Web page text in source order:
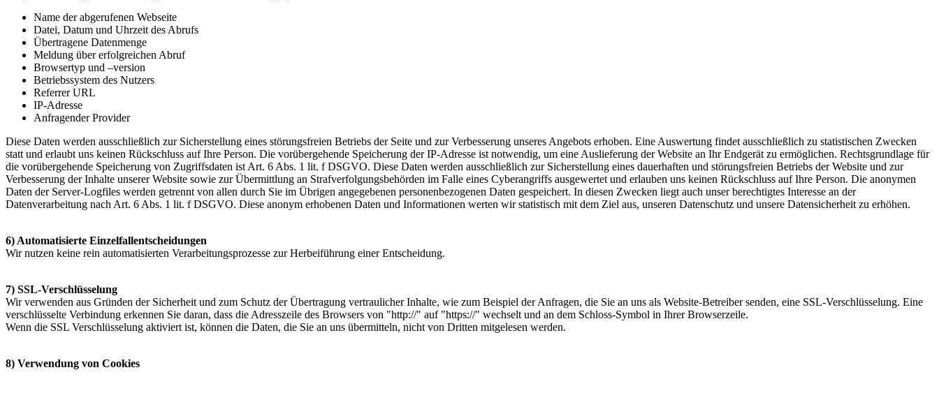
Name der abgerufenen Webseite
Datei, Datum und Uhrzeit des Abrufs
Übertragene Datenmenge
Meldung über erfolgreichen Abruf
Browsertyp und –version
Betriebssystem des Nutzers
Referrer URL
IP-Adresse
Anfragender Provider
Diese Daten werden ausschließlich zur Sicherstellung eines störungsfreien Betriebs der Seite und zur Verbesserung unseres Angebots erhoben. Eine Auswertung findet ausschließlich zu statistischen Zwecken
statt und erlaubt uns keinen Rückschluss auf Ihre Person. Die vorübergehende Speicherung der IP-Adresse ist notwendig, um eine Auslieferung der Website an Ihr Endgerät zu ermöglichen. Rechtsgrundlage für
die vorübergehende Speicherung von Zugriffsdaten ist Art. 6 Abs. 1 lit. f DSGVO. Diese Daten werden ausschließlich zur Sicherstellung eines dauerhaften und störungsfreien Betriebs der Website und zur
Verbesserung der Inhalte unserer Website sowie zur Übermittlung an Strafverfolgungsbehörden im Falle eines Cyberangriffs ausgewertet und erlauben uns keinen Rückschluss auf Ihre Person. Die anonymen
Daten der Server-Logfiles werden getrennt von allen durch Sie im Übrigen angegebenen personenbezogenen Daten gespeichert. In diesen Zwecken liegt auch unser berechtigtes Interesse an der
Datenverarbeitung nach Art. 6 Abs. 1 lit. f DSGVO. Diese anonym erhobenen Daten und Informationen werten wir statistisch mit dem Ziel aus, unseren Datenschutz und unsere Datensicherheit zu erhöhen.
6) Automatisierte Einzelfallentscheidungen
Wir nutzen keine rein automatisierten Verarbeitungsprozesse zur Herbeiführung einer Entscheidung.
7) SSL-Verschlüsselung
Wir verwenden aus Gründen der Sicherheit und zum Schutz der Übertragung vertraulicher Inhalte, wie zum Beispiel der Anfragen, die Sie an uns als Website-Betreiber senden, eine SSL-Verschlüsselung. Eine
verschlüsselte Verbindung erkennen Sie daran, dass die Adresszeile des Browsers von "http://" auf "https://" wechselt und an dem Schloss-Symbol in Ihrer Browserzeile.
Wenn die SSL Verschlüsselung aktiviert ist, können die Daten, die Sie an uns übermitteln, nicht von Dritten mitgelesen werden.
8) Verwendung von Cookies